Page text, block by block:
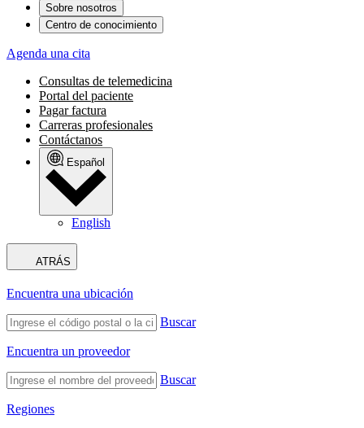
Sobre nosotros
Centro de conocimiento
Agenda una cita
Consultas de telemedicina
Portal del paciente
Pagar factura
Carreras profesionales
Contáctanos
Español
English
ATRÁS
Encuentra una ubicación
Buscar
Encuentra un proveedor
Buscar
Regiones